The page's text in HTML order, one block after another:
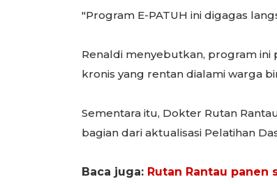
"Program E-PATUH ini digagas
Renaldi menyebutkan, program
kronis yang rentan dialami warga
Sementara itu, Dokter Rutan
bagian dari aktualisasi Pelatihan
Baca juga: Rutan Rantau panen